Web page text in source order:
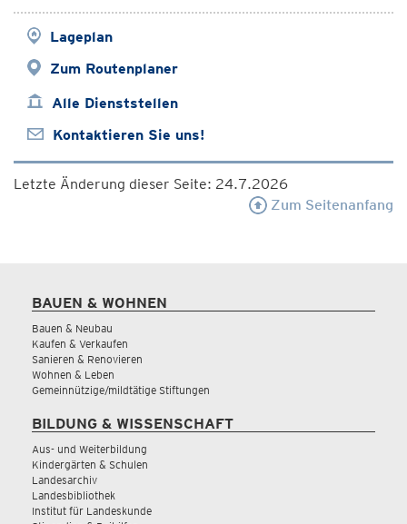
Lageplan
Zum Routenplaner
Alle Dienststellen
Kontaktieren Sie uns!
Letzte Änderung dieser Seite: 24.7.2026
Zum Seitenanfang
BAUEN & WOHNEN
Bauen & Neubau
Kaufen & Verkaufen
Sanieren & Renovieren
Wohnen & Leben
Gemeinnützige/mildtätige Stiftungen
BILDUNG & WISSENSCHAFT
Aus- und Weiterbildung
Kindergärten & Schulen
Landesarchiv
Landesbibliothek
Institut für Landeskunde